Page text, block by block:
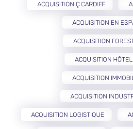
ACQUISITION Ç CARDIFF
ACQUISITION EN
ACQUISITION
ACQUISITION
ACQUISITION
ACQUISITION
ACQUISITION LOGISTIQUE